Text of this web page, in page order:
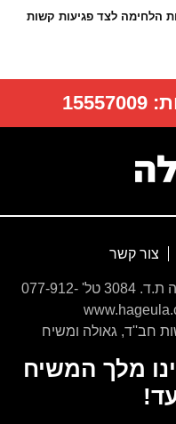
הלחימה לצד פגיעות קשות
15557009
צור קשר
שד' עצמאות 67, בת ים, עיר הגאולה ת.ד. 3084 טל' 077-912-
חב''ד, גאולה ומשיח
מלך המשיח